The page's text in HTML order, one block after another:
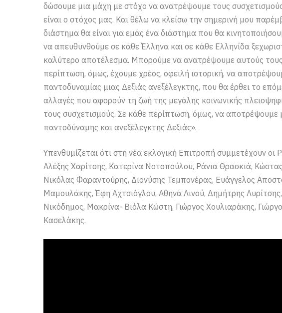
δώσουμε μια μάχη με στόχο να ανατρέψουμε τους
είναι ο στόχος μας. Και θέλω να κλείσω την σημερινή μου
διάστημα θα είναι για εμάς ένα διάστημα που θα
να απευθυνθούμε σε κάθε Έλληνα και σε κάθε Ελληνίδα
καλύτερο αποτέλεσμα. Μπορούμε να ανατρέψουμε αυτούς τους
περίπτωση, όμως, έχουμε χρέος, οφειλή ιστορική, να
παντοδυναμίας μιας Δεξιάς ανεξέλεγκτης, που θα έρθει το
αλλαγές που αφορούν τη ζωή της μεγάλης κοινωνικής
τους συσχετισμούς. Σε κάθε περίπτωση, όμως, να αποτρέψουμε
παντοδύναμης και ανεξέλεγκτης Δεξιάς».
Υπενθυμίζεται ότι στη νέα εκλογική Επιτροπή συμμετέχουν οι
Αλέξης Χαρίτσης, Κατερίνα Νοτοπούλου, Ράνια Θρασκιά,
Νικόλας Φαραντούρης, Διονύσης Τεμπονέρας, Ευάγγελος
Μαμουλάκης, Έφη Αχτσιόγλου, Αθηνά Λινού, Δημήτρης
Νικόδημος, Μακρίνα- Βιόλα Κώστη, Γιώργος Χουλιαράκης,
Κασελάκης.